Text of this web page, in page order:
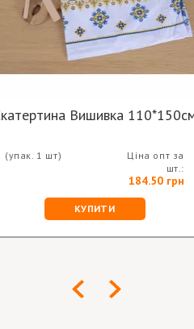
Скатертина Вишивка
(упак. 1 шт)
Ціна опт за
шт.:
184.50 грн
КУПИТИ